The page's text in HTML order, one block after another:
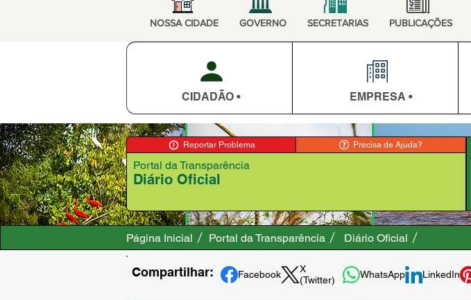
NOSSA CIDADE GOVERNO SECRETARIAS PUBLICAÇÕES
CIDADÃO • EMPRESA •
Reportar Problema Precisa de Ajuda?
Diário Oficial
Portal da Transparência
Página Inicial Portal da Transparência Diário Oficial
Compartilhar: Facebook
X
(Twitter)
WhatsApp LinkedIn